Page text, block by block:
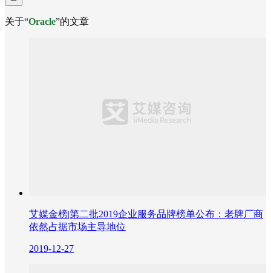
关于“Oracle”的文章
艾媒金榜|第二批2019企业服务品牌榜单公布：老牌厂商
依然占据市场主导地位
2019-12-27